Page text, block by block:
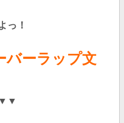
っ！
バーラップ文